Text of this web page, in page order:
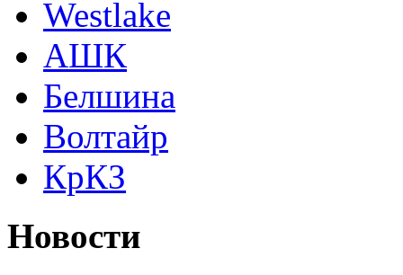
Westlake
АШК
Белшина
Волтайр
КрКЗ
Новости